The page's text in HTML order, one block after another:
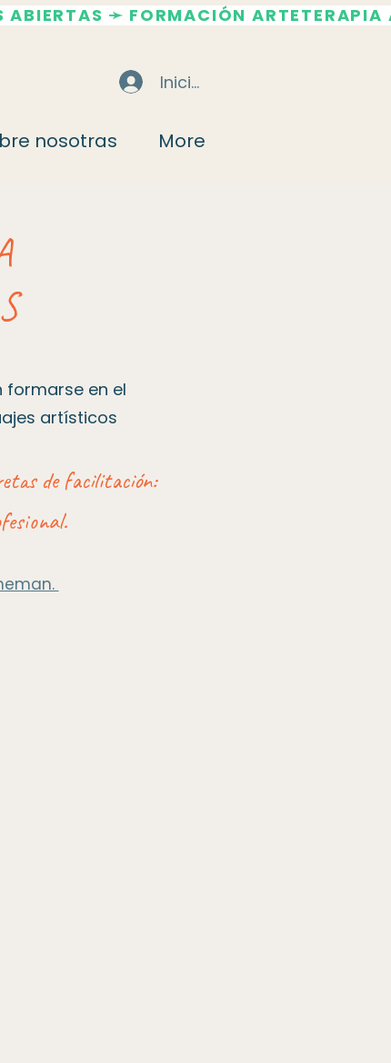
Iniciar sesión
nosotras More
formarse en el
artísticos
de facilitación: